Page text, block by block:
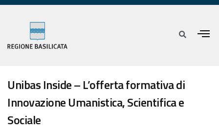
Unibas Inside – L’offerta formativa di
Innovazione Umanistica, Scientifica e
Sociale